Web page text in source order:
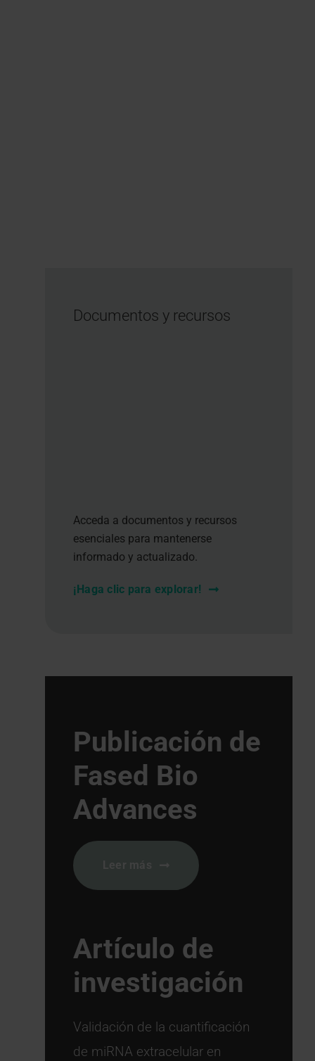
Documentos y recursos
Acceda a documentos y recursos
esenciales para mantenerse
informado y actualizado.
¡Haga clic para explorar!
Publicación de
Fased Bio
Advances
Artículo de
investigación
Validación de la cuantificación
de miRNA extracelular en